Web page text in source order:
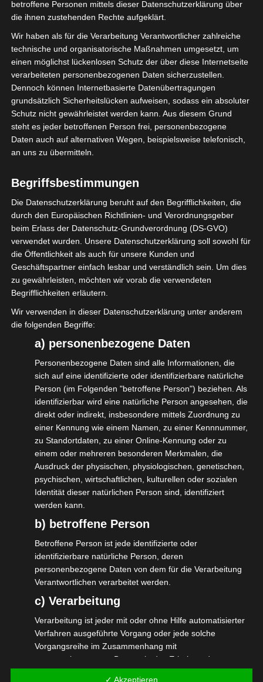
Die Bundesarbeitsgemeinschaft
Selbstständigenverbände (BAGSV) hat am
08.10.2024 ein parlamentarisches Frühstück
unter der Schirmherrschaft von Herrn
Manfred Todtenhausen, MdB, FDP, mit
einer ganzen Reihe an
Bundestagsabgeordneten in Berlin
veranstaltet.
Bei diesem Arbeitsfrühstück wurde das neue
Positionspapier der BAGSV zur
rechtssicheren Beauftragung von
Selbständigen vorgestellt und den
Fachpolitikerinnen und Fachpolitikern
übergeben. Das Papier, das Forderungen,
Vorschläge zur Lösung und tiefgehende
Erläuterungen beinhaltet, traf auf großes
Interesse. In einer anschließenden
Diskussion mit allen Anwesenden wurden
Details angesprochen, Erwartungen der
Parteien benannt und die dringende
Notwendigkeit der Novellierung des
Statusfeststellungsverfahrens adressiert. In
der Notwendigkeit dies zu tun, bestand über
die Parteien hinweg Einigkeit. Jetzt muss es
nur auch passieren.
Wir hoffen, dass unser Positionspapier die
Gespräche über das wie und wann
beschleunigt. Der Druck ist groß und die
gesamtwirtschaftliche Lage zeigt, das
dringend mehr passieren muss.
Das Positionspapier findet ihr auf der Seite
https://www.isdv.net/wp-
content/uploads/
Zudem wurde im selben Termin der
„Parlamentarische Freundeskreis
betroffene Personen mittels dieser Datenschutzerklärung über
die ihnen zustehenden Rechte aufgeklärt.
Wir haben als für die Verarbeitung Verantwortlicher zahlreiche
technische und organisatorische Maßnahmen umgesetzt, um
einen möglichst lückenlosen Schutz der über diese Internetseite
verarbeiteten personenbezogenen Daten sicherzustellen.
Dennoch können Internetbasierte Datenübertragungen
grundsätzlich Sicherheitslücken aufweisen, sodass ein absoluter
Schutz nicht gewährleistet werden kann. Aus diesem Grund
steht es jeder betroffenen Person frei, personenbezogene
Daten auch auf alternativen Wegen, beispielsweise telefonisch,
an uns zu übermitteln.
Begriffsbestimmungen
Die Datenschutzerklärung beruht auf den Begrifflichkeiten, die
durch den Europäischen Richtlinien- und Verordnungsgeber
beim Erlass der Datenschutz-Grundverordnung (DS-GVO)
verwendet wurden. Unsere Datenschutzerklärung soll sowohl für
die Öffentlichkeit als auch für unsere Kunden und
Geschäftspartner einfach lesbar und verständlich sein. Um dies
zu gewährleisten, möchten wir vorab die verwendeten
Begrifflichkeiten erläutern.
Wir verwenden in dieser Datenschutzerklärung unter anderem
die folgenden Begriffe:
a) personenbezogene Daten
Personenbezogene Daten sind alle Informationen, die
sich auf eine identifizierte oder identifizierbare natürliche
Person (im Folgenden "betroffene Person") beziehen. Als
identifizierbar wird eine natürliche Person angesehen, die
direkt oder indirekt, insbesondere mittels Zuordnung zu
einer Kennung wie einem Namen, zu einer Kennnummer,
zu Standortdaten, zu einer Online-Kennung oder zu
einem oder mehreren besonderen Merkmalen, die
Ausdruck der physischen, physiologischen, genetischen,
psychischen, wirtschaftlichen, kulturellen oder sozialen
Identität dieser natürlichen Person sind, identifiziert
werden kann.
b) betroffene Person
Betroffene Person ist jede identifizierte oder
identifizierbare natürliche Person, deren
personenbezogene Daten von dem für die Verarbeitung
Verantwortlichen verarbeitet werden.
c) Verarbeitung
Verarbeitung ist jeder mit oder ohne Hilfe automatisierter
Verfahren ausgeführte Vorgang oder jede solche
Vorgangsreihe im Zusammenhang mit
personenbezogenen Daten wie das Erheben, das
✓ Akzeptieren